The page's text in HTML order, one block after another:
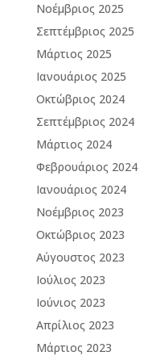
Νοέμβριος 2025
Σεπτέμβριος 2025
Μάρτιος 2025
Ιανουάριος 2025
Οκτώβριος 2024
Σεπτέμβριος 2024
Μάρτιος 2024
Φεβρουάριος 2024
Ιανουάριος 2024
Νοέμβριος 2023
Οκτώβριος 2023
Αύγουστος 2023
Ιούλιος 2023
Ιούνιος 2023
Απρίλιος 2023
Μάρτιος 2023